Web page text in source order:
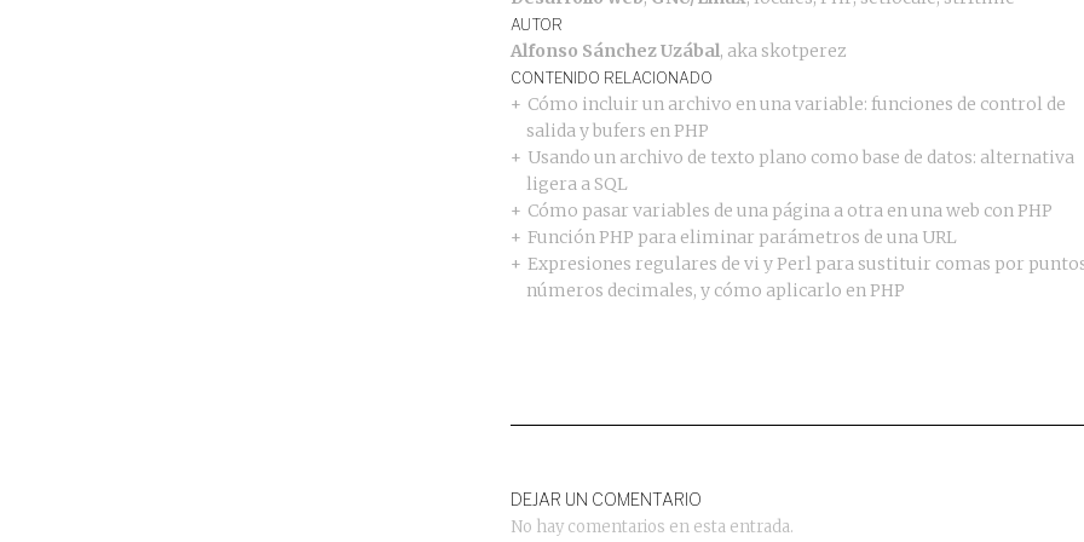
AUTOR
Alfonso Sánchez Uzábal, aka skotperez
CONTENIDO RELACIONADO
Cómo incluir un archivo en una variable: funciones de control de
salida y bufers en PHP
Usando un archivo de texto plano como base de datos: alternativa
ligera a SQL
Cómo pasar variables de una página a otra en una web con PHP
Función PHP para eliminar parámetros de una URL
Expresiones regulares de vi y Perl para sustituir comas por
números decimales, y cómo aplicarlo en PHP
DEJAR UN COMENTARIO
No hay comentarios en esta entrada.